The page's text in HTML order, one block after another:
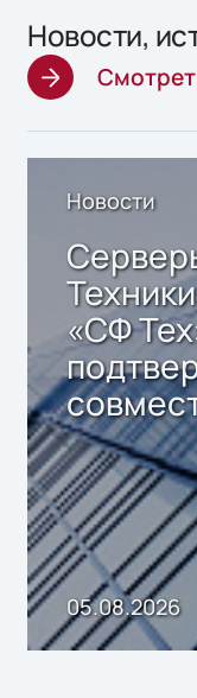
Новости,
Новости
«СФ
05.08.2026